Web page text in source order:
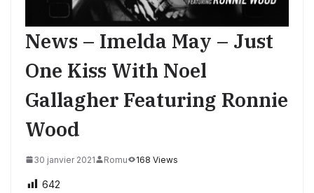
News – Imelda May – Just
One Kiss With Noel
Gallagher Featuring Ronnie
Wood
30 janvier 2021 Romu 168 Views
642